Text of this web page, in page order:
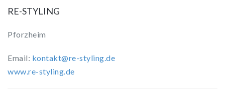
RE-STYLING
Pforzheim
Email: kontakt@re-styling.de
www.re-styling.de